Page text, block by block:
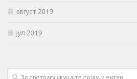
август 2019
јул 2019